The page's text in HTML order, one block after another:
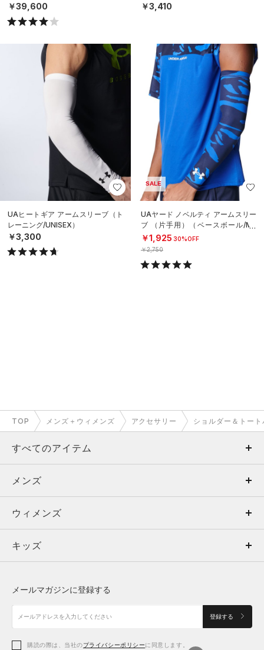
￥39,600 ￥3,410
UAヒートギア アームスリーブ（ト
レーニング/UNISEX）
￥3,300
SALE
UAヤード ノベルティ アームスリー
ブ （片手用）（ベースボール/ME
N）
￥1,925 30%OFF
￥2,750
TOP メンズ＋ウィメンズ アクセサリー ショルダー＆トー
すべてのアイテム
メンズ
ウィメンズ
キッズ
アクセサリー
メンズ
トップス
ボトムス
アクセサリー
ウィメンズ
トップス
シューズ
アクセサリー
キッズ
シューズ
メールマガジンに登録する
登録する
購読の際は、当社のプライバシーポリシーに同意します。